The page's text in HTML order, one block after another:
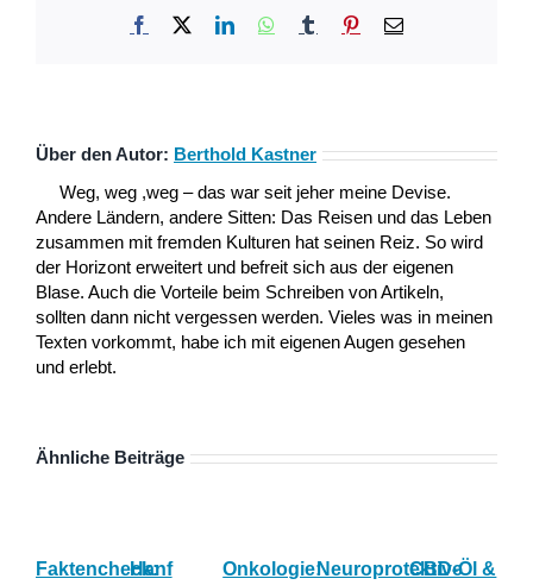
Facebook LinkedInWhatsApp
Tumblr Pinterest
E-
Über den Autor: Berthold Kastner
Weg, weg ,weg – das war seit jeher meine Devise.
Andere Ländern, andere Sitten: Das Reisen und das Leben
zusammen mit fremden Kulturen hat seinen Reiz. So wird
der Horizont erweitert und befreit sich aus der eigenen
Blase. Auch die Vorteile beim Schreiben von Artikeln,
sollten dann nicht vergessen werden. Vieles was in meinen
Texten vorkommt, habe ich mit eigenen Augen gesehen
und erlebt.
Ähnliche Beiträge
Faktencheck:
Hanf
Onkologie:Neuroprotektive
CBD-Öl &